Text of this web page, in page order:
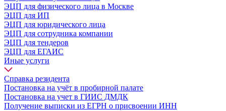
ЭЦП для физического лица в Москве
ЭЦП для ИП
ЭЦП для юридического лица
ЭЦП для сотрудника компании
ЭЦП для тендеров
ЭЦП для ЕГАИС
Иные услуги
Справка резидента
Постановка на учёт в пробирной палате
Постановка на учет в ГИИС ДМДК
Получение выписки из ЕГРН о присвоении ИНН